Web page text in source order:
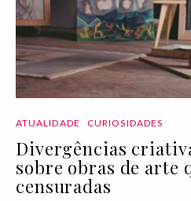
ATUALIDADE CURIOSIDADES
Divergências
sobre obras de arte
censuradas